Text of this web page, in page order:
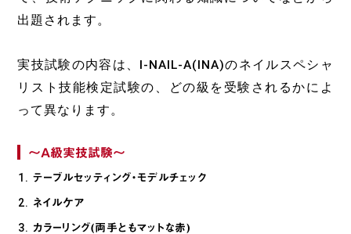
出題されます。
実技試験の内容は、I-NAIL-A(INA)のネイルスペシャ
リスト技能検定試験の、どの級を受験されるかによ
って異なります。
～A級実技試験～
テーブルセッティング・モデルチェック
ネイルケア
カラーリング(両手ともマットな赤)